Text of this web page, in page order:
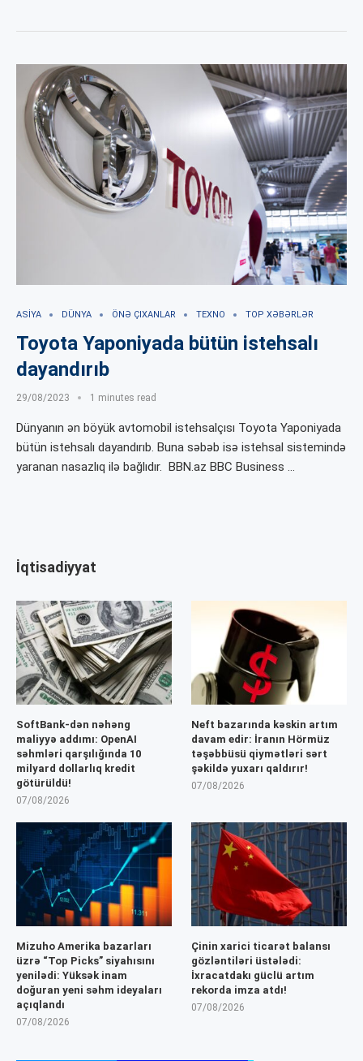
ASIYA DÜNYA ÖNƏ ÇIXANLAR TEXNO TOP XƏBƏRLƏR
Toyota Yaponiyada bütün istehsalı
dayandırıb
29/08/2023 1 minutes read
Dünyanın ən böyük avtomobil istehsalçısı Toyota Yaponiyada
bütün istehsalı dayandırıb. Buna səbəb isə istehsal sistemində
yaranan nasazlıq ilə bağlıdır. BBN.az BBC Business …
İqtisadiyyat
SoftBank-dən nəhəng
maliyyə addımı: OpenAI
səhmləri qarşılığında 10
milyard dollarlıq kredit
götürüldü!
07/08/2026
Neft bazarında kəskin artım
davam edir: İranın Hörmüz
təşəbbüsü qiymətləri sərt
şəkildə yuxarı qaldırır!
07/08/2026
Mizuho Amerika bazarları
üzrə “Top Picks” siyahısını
yenilədi: Yüksək inam
doğuran yeni səhm ideyaları
açıqlandı
07/08/2026
Çinin xarici ticarət balansı
gözləntiləri üstələdi:
İxracatdakı güclü artım
rekorda imza atdı!
07/08/2026